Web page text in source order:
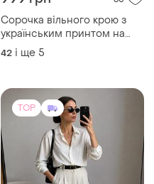
Сорочка вільного крою з
українським принтом на
спинці
42 і ще 5
TOP